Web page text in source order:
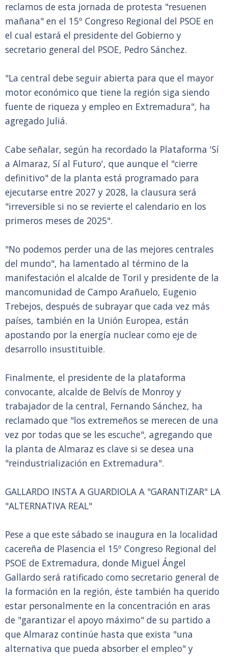
reclamos de esta jornada de protesta "resuenen
mañana" en el 15º Congreso Regional del PSOE en
el cual estará el presidente del Gobierno y
secretario general del PSOE, Pedro Sánchez.
"La central debe seguir abierta para que el mayor
motor económico que tiene la región siga siendo
fuente de riqueza y empleo en Extremadura", ha
agregado Juliá.
Cabe señalar, según ha recordado la Plataforma 'Sí
a Almaraz, Sí al Futuro', que aunque el "cierre
definitivo" de la planta está programado para
ejecutarse entre 2027 y 2028, la clausura será
"irreversible si no se revierte el calendario en los
primeros meses de 2025".
"No podemos perder una de las mejores centrales
del mundo", ha lamentado al término de la
manifestación el alcalde de Toril y presidente de la
mancomunidad de Campo Arañuelo, Eugenio
Trebejos, después de subrayar que cada vez más
países, también en la Unión Europea, están
apostando por la energía nuclear como eje de
desarrollo insustituible.
Finalmente, el presidente de la plataforma
convocante, alcalde de Belvís de Monroy y
trabajador de la central, Fernando Sánchez, ha
reclamado que "los extremeños se merecen de una
vez por todas que se les escuche", agregando que
la planta de Almaraz es clave si se desea una
"reindustrialización en Extremadura".
GALLARDO INSTA A GUARDIOLA A "GARANTIZAR" LA
"ALTERNATIVA REAL"
Pese a que este sábado se inaugura en la localidad
cacereña de Plasencia el 15º Congreso Regional del
PSOE de Extremadura, donde Miguel Ángel
Gallardo será ratificado como secretario general de
la formación en la región, éste también ha querido
estar personalmente en la concentración en aras
de "garantizar el apoyo máximo" de su partido a
que Almaraz continúe hasta que exista "una
alternativa que pueda absorber el empleo" y